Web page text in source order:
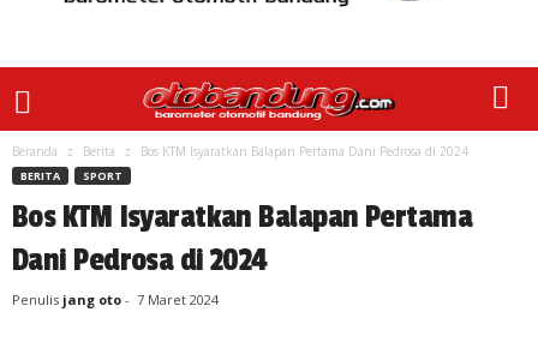
Beranda Berita Bos KTM Isyaratkan Balapan Pertama Dani Pedrosa di 2024
BERITA SPORT
Bos KTM Isyaratkan Balapan Pertama
Dani Pedrosa di 2024
Penulis jang oto - 7 Maret 2024